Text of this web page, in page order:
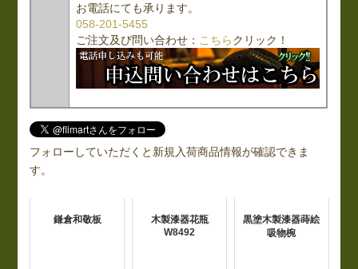
お電話にても承ります。
058-201-5455
ご注文及び問い合わせ： こちらクリック！
フォローしていただくと新規入荷商品情報が確認できま
す。
鎌倉和敬板
木製漆器花瓶
W8492
黒塗木製漆器蒔絵
吸物椀